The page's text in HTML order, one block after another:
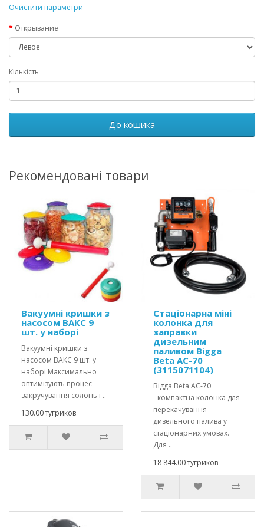
Очистити параметри
Открывание
Кількість
До кошика
Рекомендовані товари
Вакуумні кришки з
насосом ВАКС 9
шт. у наборі
Вакуумні кришки з
насосом ВАКС 9 шт. у
наборі Максимально
оптимізують процес
закручування солонь і ..
130.00 тугриков
Стаціонарна міні
колонка для
заправки
дизельним
паливом Bigga
Beta AC-70
(3115071104)
Bigga Beta AC-70
- компактна колонка для
перекачування
дизельного палива у
стаціонарних умовах.
Для ..
18 844.00 тугриков